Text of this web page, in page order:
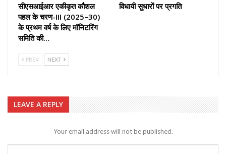
सीएसआईआर एकीकृत कौशल
पहल के चरण-III (2025–30)
के प्रथम वर्ष के लिए मॉनिटरिंग
समिति की…
विधायी सुधारों पर प्रगति
PREV NEXT
LEAVE A REPLY
Your email address will not be published.